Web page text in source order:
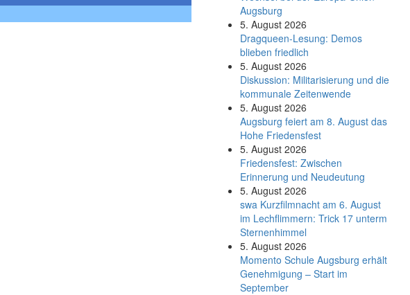
Augsburg
5. August 2026
Dragqueen-Lesung: Demos
blieben friedlich
5. August 2026
Diskussion: Mi­li­ta­ri­sie­rung und die
kommunale Zeitenwende
5. August 2026
Augsburg feiert am 8. August das
Hohe Friedensfest
5. August 2026
Friedensfest: Zwischen
Erinnerung und Neudeutung
5. August 2026
swa Kurz­film­nacht am 6. August
im Lech­flim­mern: Trick 17 unterm
Sternen­himmel
5. August 2026
Momento Schule Augsburg erhält
Genehmigung – Start im
September